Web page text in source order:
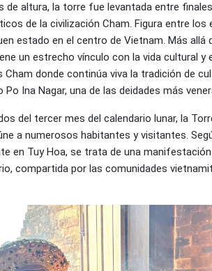
de altura, la torre fue levantada entre
de la civilización Cham. Figura entre
estado en el centro de Vietnam. Más allá
un estrecho vínculo con la vida cultural y
donde continúa viva la tradición de
Po Ina Nagar, una de las deidades más
del tercer mes del calendario lunar, la
a numerosos habitantes y visitantes.
en Tuy Hoa, se trata de una
compartida por las comunidades